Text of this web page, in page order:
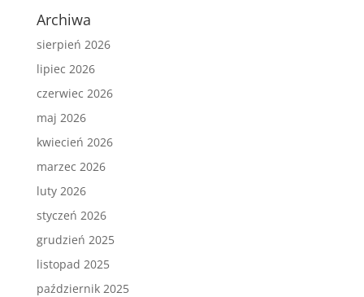
Archiwa
sierpień 2026
lipiec 2026
czerwiec 2026
maj 2026
kwiecień 2026
marzec 2026
luty 2026
styczeń 2026
grudzień 2025
listopad 2025
październik 2025